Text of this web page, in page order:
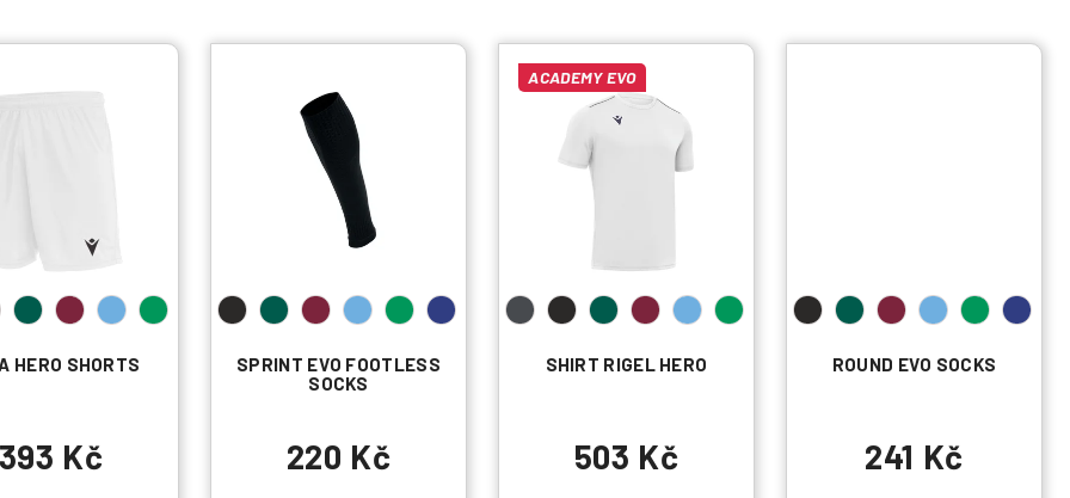
HERO SHORTS
393 Kč
SPRINT EVO FOOTLESS
SOCKS
220 Kč
ACADEMY EVO
SHIRT RIGEL HERO
503 Kč
ROUND EVO SOCKS
241 Kč